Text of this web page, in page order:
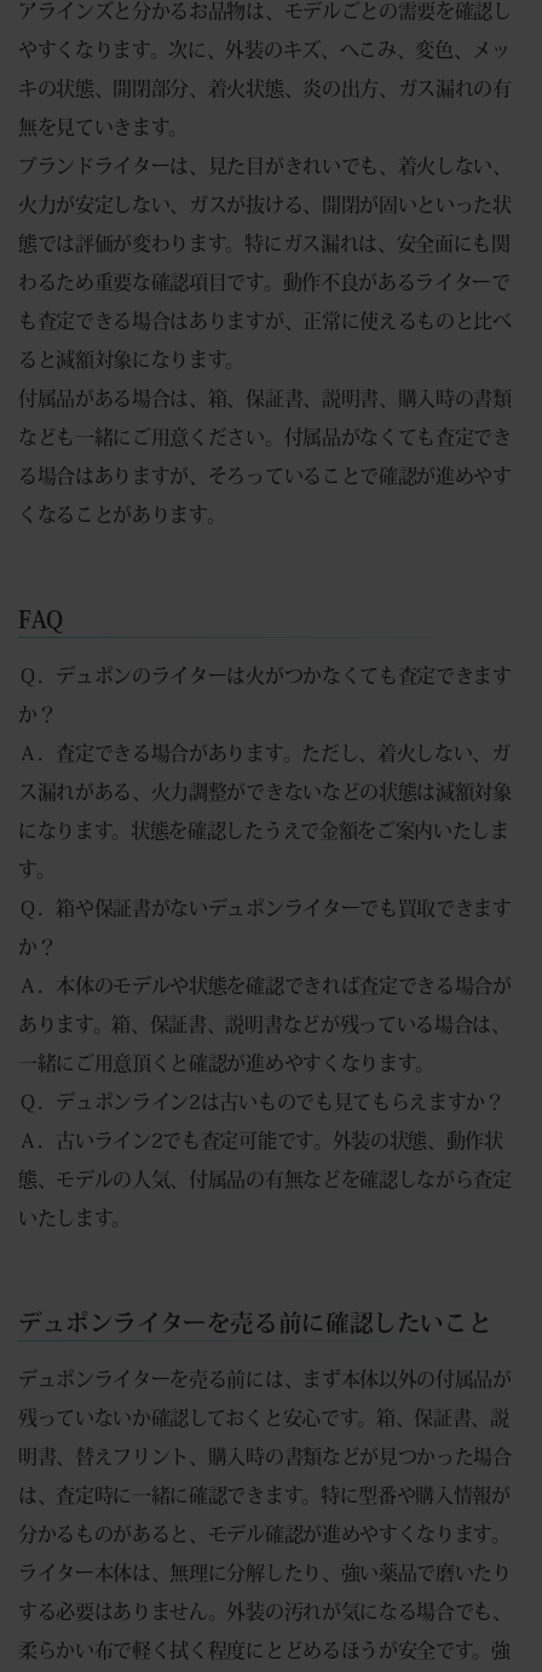
アラインズと分かるお品物は、モデルごとの需要を確認し
やすくなります。次に、外装のキズ、へこみ、変色、メッ
キの状態、開閉部分、着火状態、炎の出方、ガス漏れの有
無を見ていきます。
ブランドライターは、見た目がきれいでも、着火しない、
火力が安定しない、ガスが抜ける、開閉が固いといった状
態では評価が変わります。特にガス漏れは、安全面にも関
わるため重要な確認項目です。動作不良があるライターで
も査定できる場合はありますが、正常に使えるものと比べ
ると減額対象になります。
付属品がある場合は、箱、保証書、説明書、購入時の書類
なども一緒にご用意ください。付属品がなくても査定でき
る場合はありますが、そろっていることで確認が進めやす
くなることがあります。
FAQ
Ｑ．デュポンのライターは火がつかなくても査定できます
か？
Ａ．査定できる場合があります。ただし、着火しない、ガ
ス漏れがある、火力調整ができないなどの状態は減額対象
になります。状態を確認したうえで金額をご案内いたしま
す。
Ｑ．箱や保証書がないデュポンライターでも買取できます
か？
Ａ．本体のモデルや状態を確認できれば査定できる場合が
あります。箱、保証書、説明書などが残っている場合は、
一緒にご用意頂くと確認が進めやすくなります。
Ｑ．デュポンライン2は古いものでも見てもらえますか？
Ａ．古いライン2でも査定可能です。外装の状態、動作状
態、モデルの人気、付属品の有無などを確認しながら査定
いたします。
デュポンライターを売る前に確認したいこと
デュポンライターを売る前には、まず本体以外の付属品が
残っていないか確認しておくと安心です。箱、保証書、説
明書、替えフリント、購入時の書類などが見つかった場合
は、査定時に一緒に確認できます。特に型番や購入情報が
分かるものがあると、モデル確認が進めやすくなります。
ライター本体は、無理に分解したり、強い薬品で磨いたり
する必要はありません。外装の汚れが気になる場合でも、
柔らかい布で軽く拭く程度にとどめるほうが安全です。強